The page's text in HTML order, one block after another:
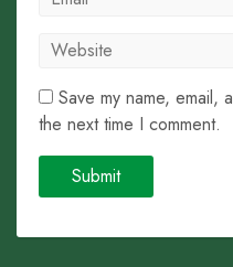
Save my name, email,
the next time I comment.